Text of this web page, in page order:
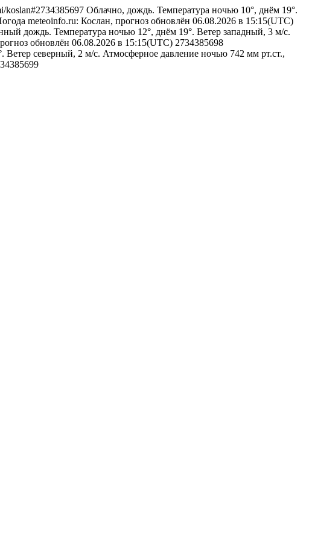
koslan#2734385697 Облачно, дождь. Температура ночью 10°, днём 19°.
meteoinfo.ru: Кослан, прогноз обновлён 06.08.2026 в 15:15(UTC)
дождь. Температура ночью 12°, днём 19°. Ветер западный, 3 м/с.
обновлён 06.08.2026 в 15:15(UTC) 2734385698
северный, 2 м/с. Атмосферное давление ночью 742 мм рт.ст.,